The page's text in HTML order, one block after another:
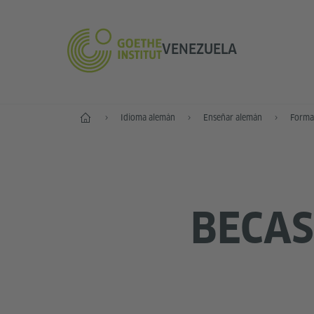
VENEZUELA
Inicio Idioma alemán Enseñar alemán